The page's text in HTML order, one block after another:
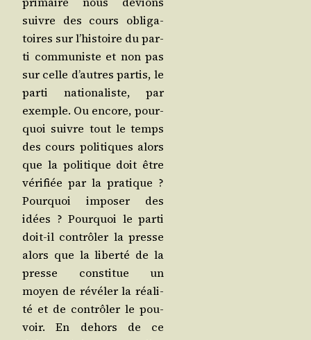
suivre des cours obli­ga­
toires sur l’his­toire du par­
ti com­mu­niste et non pas
sur celle d’autres par­tis, le
par­ti natio­na­liste, par
exemple. Ou encore, pour­
quoi suivre tout le temps
des cours poli­tiques alors
que la poli­tique doit être
véri­fiée par la pra­tique ?
Pour­quoi impo­ser des
idées ? Pour­quoi le par­ti
doit-il contrô­ler la presse
alors que la liber­té de la
presse consti­tue un
moyen de révé­ler la réa­li­
té et de contrô­ler le pou­
voir. En dehors de ce